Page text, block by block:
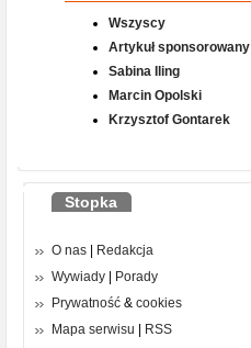
Wszyscy
Artykuł sponsorowany
Sabina Iling
Marcin Opolski
Krzysztof Gontarek
Stopka
O nas
Redakcja
Wywiady
Porady
Prywatność & cookies
Mapa serwisu
RSS